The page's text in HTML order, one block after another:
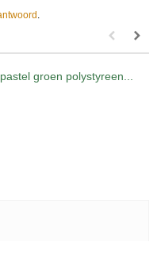
groen polystyreen...